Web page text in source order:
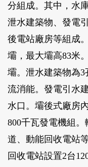
分組成。其中，水
泄水建築物、發電
後電站廠房等組成
壩，最大壩高83米
壩。泄水建築物為
流消能。發電引水
水口。壩後式廠房
800千瓦發電機組
道、動能回收電站
回收電站設置2台